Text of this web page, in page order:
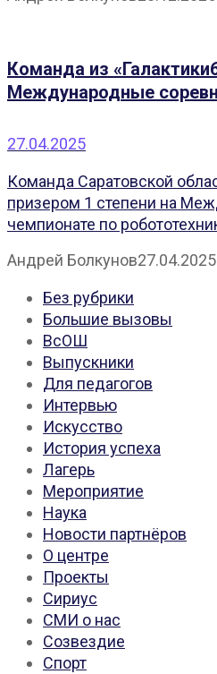
Команда из
Международные
27.04.2025
Команда Саратовской
призером 1 степени на
чемпионате по
Андрей Болкунов27.04.2025
Без рубрики
Большие вызовы
ВсОШ
Выпускники
Для педагогов
Интервью
Искусство
История успеха
Лагерь
Мероприятие
Наука
Новости партнёров
О центре
Проекты
Сириус
СМИ о нас
Созвездие
Спорт